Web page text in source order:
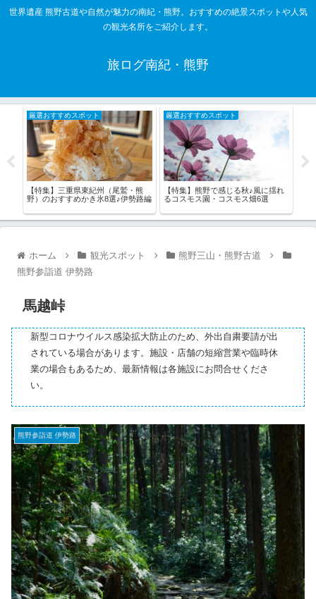
世界遺産 熊野古道や自然が魅力の南紀・熊野。おすすめの絶景スポットや人気
の観光名所をご紹介します。
旅ログ南紀・熊野
厳選おすすめスポット
【特集】三重県東紀州（尾鷲・熊
野）のおすすめかき氷8選♪伊勢路編
厳選おすすめスポット
【特集】熊野で感じる秋♪風に揺れ
るコスモス園・コスモス畑6選
ホーム 観光スポット
熊野三山・熊野古道
熊野参詣道 伊勢路
馬越峠
新型コロナウイルス感染拡大防止のため、外出自粛要請が出
されている場合があります。施設・店舗の短縮営業や臨時休
業の場合もあるため、最新情報は各施設にお問合せくださ
い。
熊野参詣道 伊勢路